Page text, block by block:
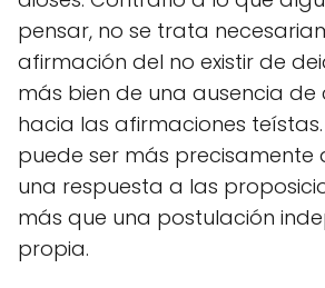
pensar, no se trata
afirmación del no existir de
más bien de una ausencia de
hacia las afirmaciones
puede ser más precisamente
una respuesta a las
más que una postulación
propia.